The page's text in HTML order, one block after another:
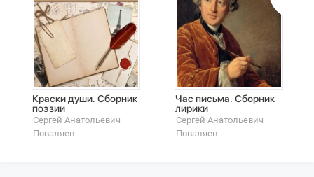
Краски души. Сборник
поэзии
Сергей Анатольевич
Поваляев
Час письма. Сборник
лирики
Сергей Анатольевич
Поваляев